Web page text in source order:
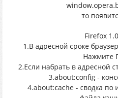
то
Firefox
1.В адресной сроке
Нажмите
2.Если набрать в адресной
3.about:config -
4.about:cache - сводка